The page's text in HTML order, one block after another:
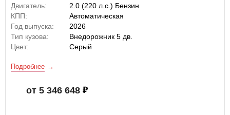
Двигатель:
2.0 (220 л.с.) Бензин
КПП:
Автоматическая
Год выпуска:
2026
Тип кузова:
Внедорожник 5 дв.
Цвет:
Серый
Подробнее
от 5 346 648